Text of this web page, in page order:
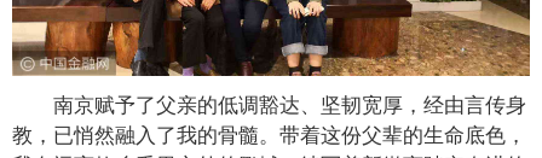
南京赋予了父亲的低调豁达、坚韧宽厚，经由言传身
教，已悄然融入了我的骨髓。带着这份父辈的生命底色，